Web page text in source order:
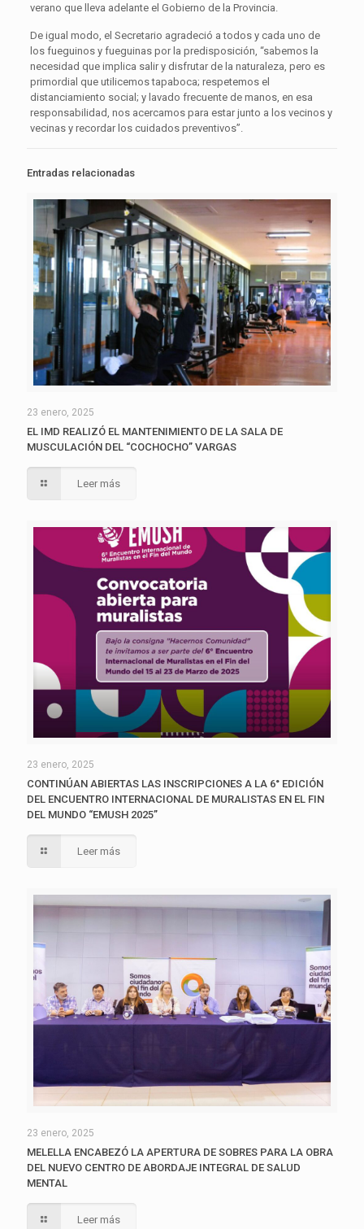
verano que lleva adelante el Gobierno de la Provincia.
De igual modo, el Secretario agradeció a todos y cada uno de
los fueguinos y fueguinas por la predisposición, “sabemos la
necesidad que implica salir y disfrutar de la naturaleza, pero es
primordial que utilicemos tapaboca; respetemos el
distanciamiento social; y lavado frecuente de manos, en esa
responsabilidad, nos acercamos para estar junto a los vecinos y
vecinas y recordar los cuidados preventivos”.
Entradas relacionadas
23 enero, 2025
EL IMD REALIZÓ EL MANTENIMIENTO DE LA SALA DE
MUSCULACIÓN DEL “COCHOCHO” VARGAS
Leer más
23 enero, 2025
CONTINÚAN ABIERTAS LAS INSCRIPCIONES A LA 6° EDICIÓN
DEL ENCUENTRO INTERNACIONAL DE MURALISTAS EN EL FIN
DEL MUNDO “EMUSH 2025”
Leer más
23 enero, 2025
MELELLA ENCABEZÓ LA APERTURA DE SOBRES PARA LA OBRA
DEL NUEVO CENTRO DE ABORDAJE INTEGRAL DE SALUD
MENTAL
Leer más